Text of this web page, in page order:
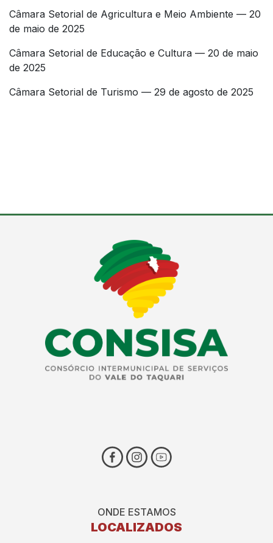
Câmara Setorial de Agricultura e Meio Ambiente — 20
de maio de 2025
Câmara Setorial de Educação e Cultura — 20 de maio
de 2025
Câmara Setorial de Turismo — 29 de agosto de 2025
ONDE ESTAMOS
LOCALIZADOS